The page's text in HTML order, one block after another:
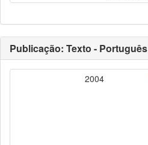
Publicação: Texto - Português
2004